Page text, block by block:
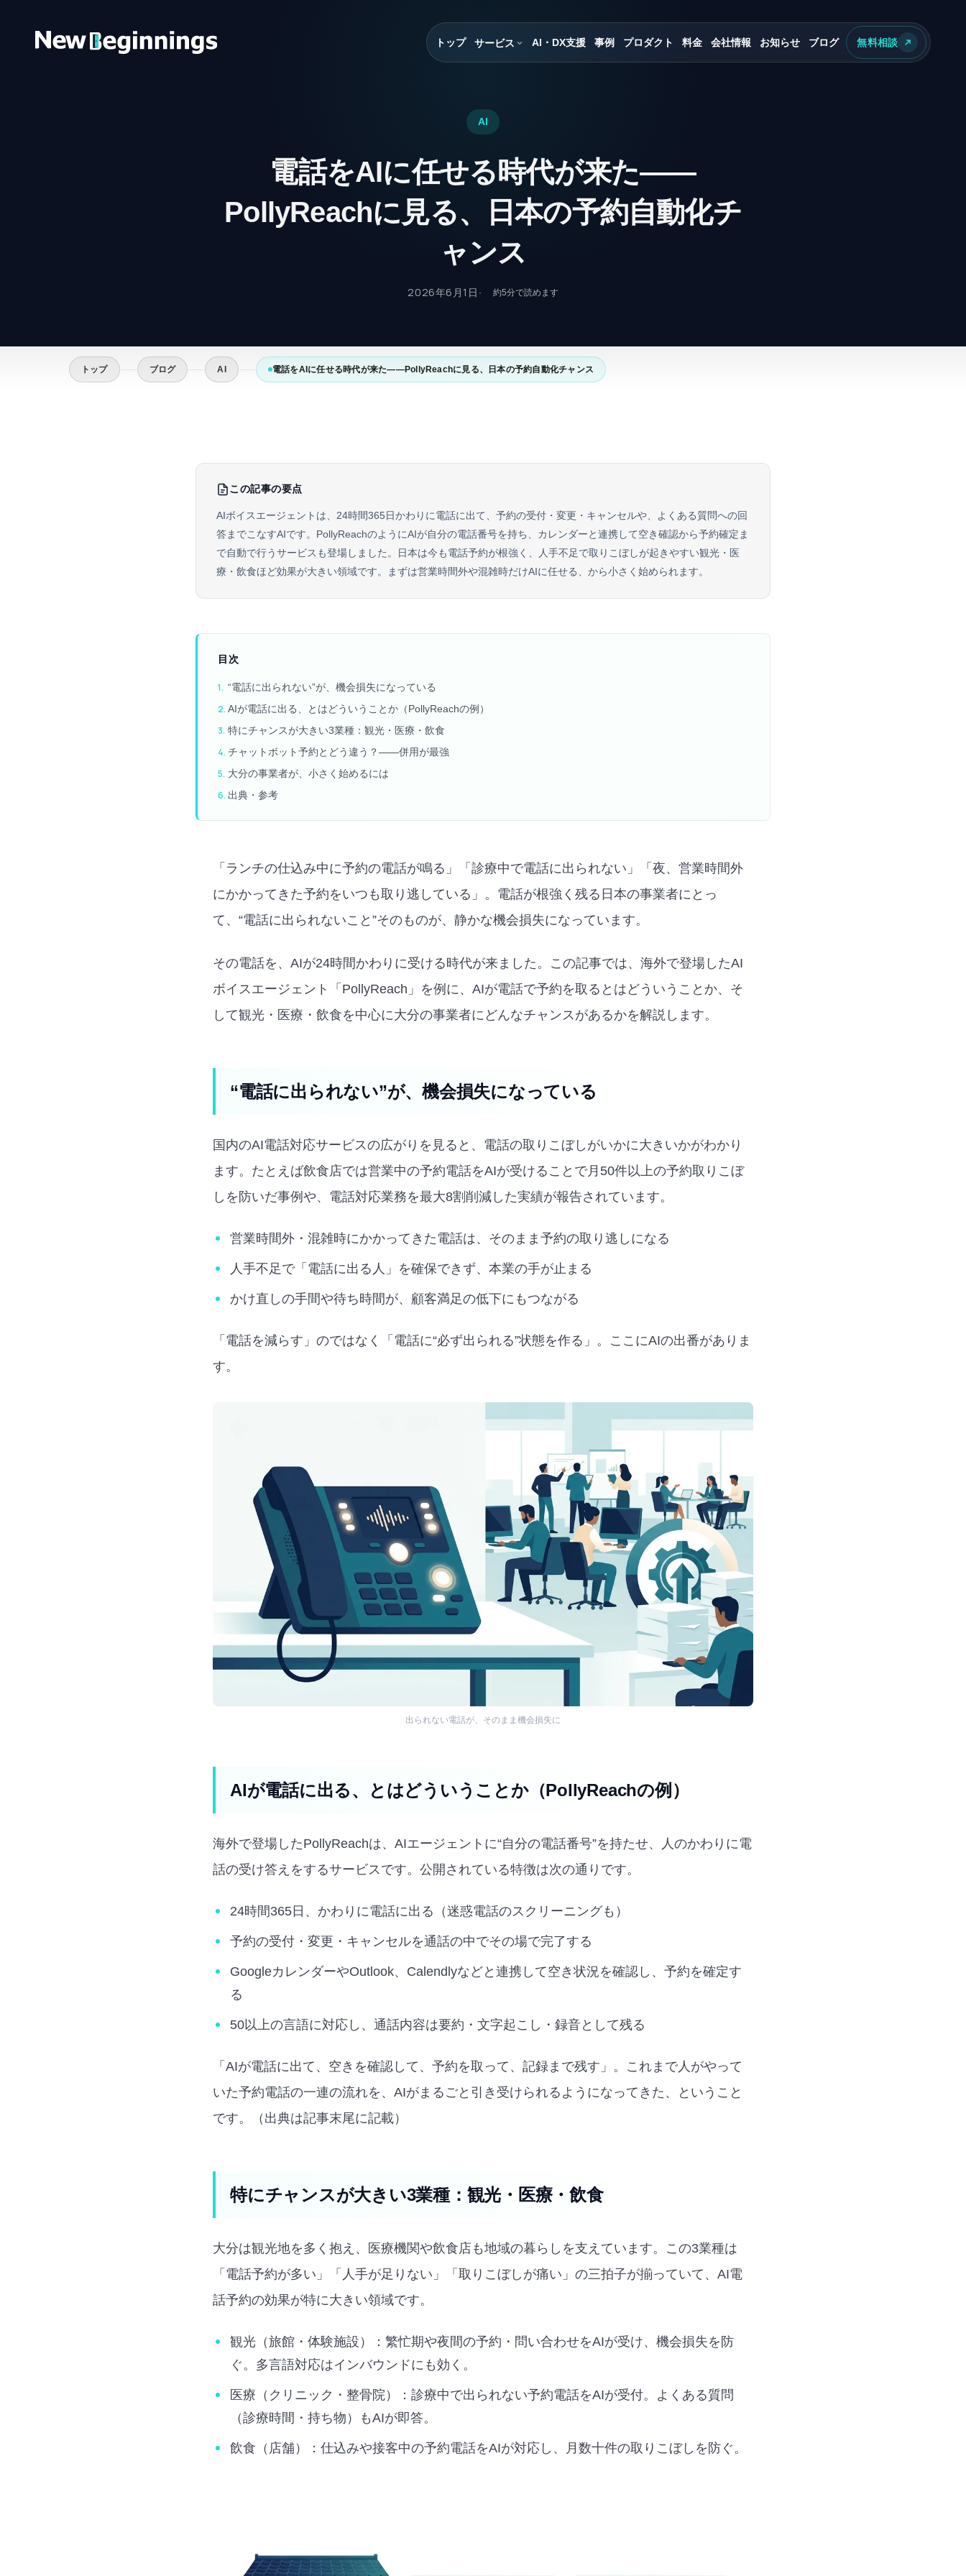
トップ サービス AI・DX支援 事例 プロダクト 料金 会社情報 お知らせ ブログ 無料相談
AI
電話をAIに任せる時代が来た——
PollyReachに見る、日本の予約自動化チ
ャンス
2026年6月1日 約5分で読めます
トップ ブログ AI 電話をAIに任せる時代が来た——PollyReachに見る、日本の予約自動化チャンス
この記事の要点
AIボイスエージェントは、24時間365日かわりに電話に出て、予約の受付・変更・キャンセルや、よくある質問への回
答までこなすAIです。PollyReachのようにAIが自分の電話番号を持ち、カレンダーと連携して空き確認から予約確定ま
で自動で行うサービスも登場しました。日本は今も電話予約が根強く、人手不足で取りこぼしが起きやすい観光・医
療・飲食ほど効果が大きい領域です。まずは営業時間外や混雑時だけAIに任せる、から小さく始められます。
目次
“電話に出られない”が、機会損失になっている
AIが電話に出る、とはどういうことか（PollyReachの例）
特にチャンスが大きい3業種：観光・医療・飲食
チャットボット予約とどう違う？——併用が最強
大分の事業者が、小さく始めるには
出典・参考
「ランチの仕込み中に予約の電話が鳴る」「診療中で電話に出られない」「夜、営業時間外
にかかってきた予約をいつも取り逃している」。電話が根強く残る日本の事業者にとっ
て、“電話に出られないこと”そのものが、静かな機会損失になっています。
その電話を、AIが24時間かわりに受ける時代が来ました。この記事では、海外で登場したAI
ボイスエージェント「PollyReach」を例に、AIが電話で予約を取るとはどういうことか、そ
して観光・医療・飲食を中心に大分の事業者にどんなチャンスがあるかを解説します。
“電話に出られない”が、機会損失になっている
国内のAI電話対応サービスの広がりを見ると、電話の取りこぼしがいかに大きいかがわかり
ます。たとえば飲食店では営業中の予約電話をAIが受けることで月50件以上の予約取りこぼ
しを防いだ事例や、電話対応業務を最大8割削減した実績が報告されています。
営業時間外・混雑時にかかってきた電話は、そのまま予約の取り逃しになる
人手不足で「電話に出る人」を確保できず、本業の手が止まる
かけ直しの手間や待ち時間が、顧客満足の低下にもつながる
「電話を減らす」のではなく「電話に“必ず出られる”状態を作る」。ここにAIの出番がありま
す。
出られない電話が、そのまま機会損失に
AIが電話に出る、とはどういうことか（PollyReachの例）
海外で登場したPollyReachは、AIエージェントに“自分の電話番号”を持たせ、人のかわりに電
話の受け答えをするサービスです。公開されている特徴は次の通りです。
24時間365日、かわりに電話に出る（迷惑電話のスクリーニングも）
予約の受付・変更・キャンセルを通話の中でその場で完了する
GoogleカレンダーやOutlook、Calendlyなどと連携して空き状況を確認し、予約を確定す
る
50以上の言語に対応し、通話内容は要約・文字起こし・録音として残る
「AIが電話に出て、空きを確認して、予約を取って、記録まで残す」。これまで人がやって
いた予約電話の一連の流れを、AIがまるごと引き受けられるようになってきた、ということ
です。（出典は記事末尾に記載）
特にチャンスが大きい3業種：観光・医療・飲食
大分は観光地を多く抱え、医療機関や飲食店も地域の暮らしを支えています。この3業種は
「電話予約が多い」「人手が足りない」「取りこぼしが痛い」の三拍子が揃っていて、AI電
話予約の効果が特に大きい領域です。
観光（旅館・体験施設）：繁忙期や夜間の予約・問い合わせをAIが受け、機会損失を防
ぐ。多言語対応はインバウンドにも効く。
医療（クリニック・整骨院）：診療中で出られない予約電話をAIが受付。よくある質問
（診療時間・持ち物）もAIが即答。
飲食（店舗）：仕込みや接客中の予約電話をAIが対応し、月数十件の取りこぼしを防ぐ。